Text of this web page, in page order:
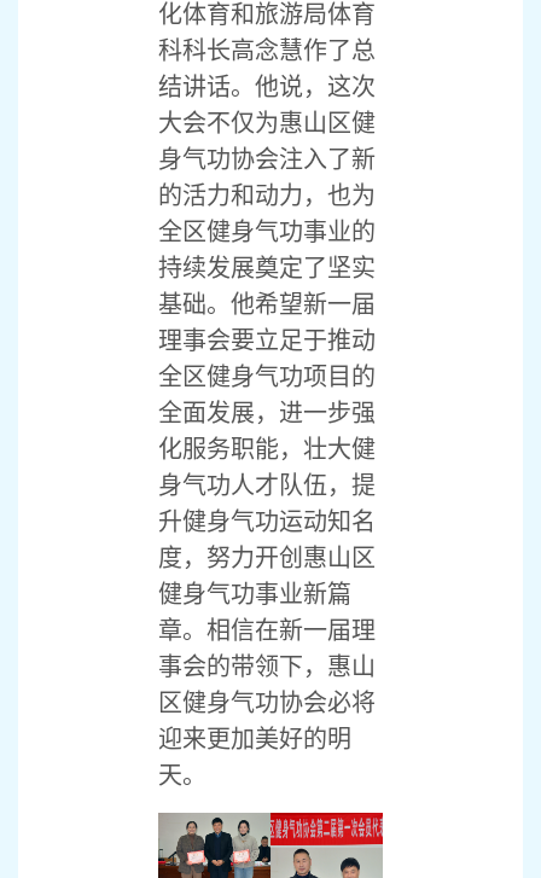
化体育和旅游局体育
科科长高念慧作了总
结讲话。他说，这次
大会不仅为惠山区健
身气功协会注入了新
的活力和动力，也为
全区健身气功事业的
持续发展奠定了坚实
基础。他希望新一届
理事会要立足于推动
全区健身气功项目的
全面发展，进一步强
化服务职能，壮大健
身气功人才队伍，提
升健身气功运动知名
度，努力开创惠山区
健身气功事业新篇
章。相信在新一届理
事会的带领下，惠山
区健身气功协会必将
迎来更加美好的明
天。